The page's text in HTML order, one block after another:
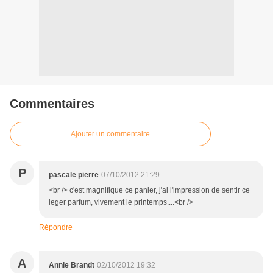
Commentaires
Ajouter un commentaire
P pascale pierre 07/10/2012 21:29
<br /> c'est magnifique ce panier, j'ai l'impression de sentir ce
leger parfum, vivement le printemps....<br />
Répondre
A Annie Brandt 02/10/2012 19:32